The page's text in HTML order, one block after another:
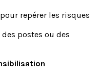
repérer les risques
postes ou des